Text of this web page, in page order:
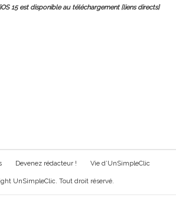
15 est disponible au téléchargement [liens directs]
Devenez rédacteur ! Vie d’UnSimpleClic
UnSimpleClic. Tout droit réservé.